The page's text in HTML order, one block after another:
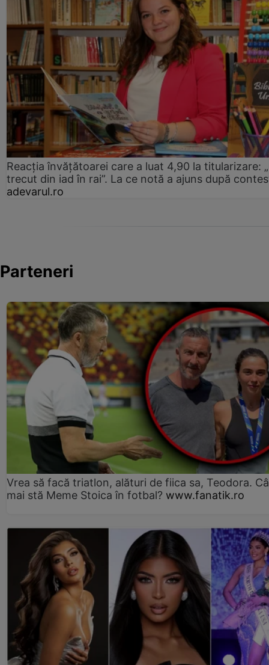
Reacția învățătoarei care a luat 4,90 la titularizare:
trecut din iad în rai”. La ce notă a ajuns după
adevarul.ro
Parteneri
Vrea să facă triatlon, alături de fiica sa, Teodora.
mai stă Meme Stoica în fotbal? www.fanatik.ro